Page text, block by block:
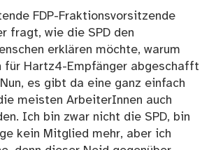
FDP-Fraktionsvorsitzende
fragt, wie die SPD den
erklären möchte, warum
für Hartz4-Empfänger abgeschafft
es gibt da eine ganz einfach
meisten ArbeiterInnen auch
Ich bin zwar nicht die SPD, bin
kein Mitglied mehr, aber ich